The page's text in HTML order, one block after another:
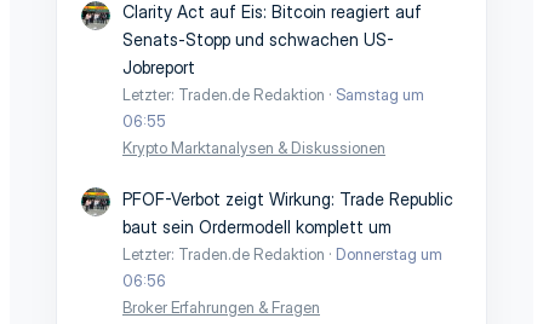
Clarity Act auf Eis: Bitcoin reagiert auf
Senats-Stopp und schwachen US-
Jobreport
Letzter: Traden.de Redaktion
Samstag um
06:55
Krypto Marktanalysen & Diskussionen
PFOF-Verbot zeigt Wirkung: Trade Republic
baut sein Ordermodell komplett um
Letzter: Traden.de Redaktion
Donnerstag um
06:56
Broker Erfahrungen & Fragen